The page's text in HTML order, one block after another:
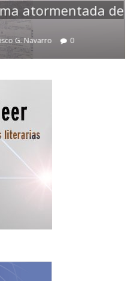
atormentada de
G. Navarro 0